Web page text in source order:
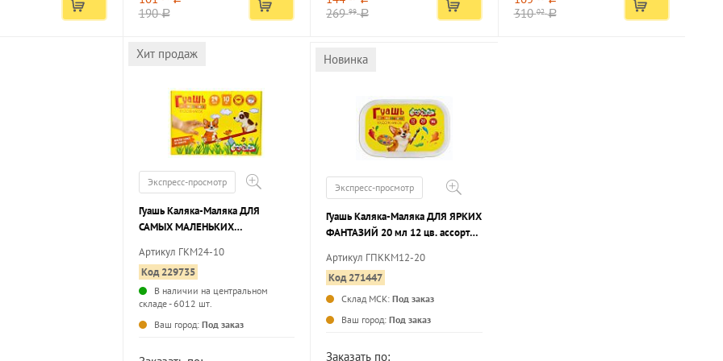
190a 26999 a 31002 a
Хит продаж
Экспресс-просмотр
Гуашь Каляка-Маляка ДЛЯ
САМЫХ МАЛЕНЬКИХ
ассорти, блок-тара
Артикул ГКМ24-10
Код 229735
В наличии на центральном
складе - 6012 шт.
Ваш город: Под заказ
Новинка
Экспресс-просмотр
Гуашь Каляка-Маляка ДЛЯ ЯРКИХ
ФАНТАЗИЙ 20 мл 12 цв. ассорти
контейнер
Артикул ГПККМ12-20
Код 271447
Склад МСК: Под заказ
Ваш город: Под заказ
Заказать по: